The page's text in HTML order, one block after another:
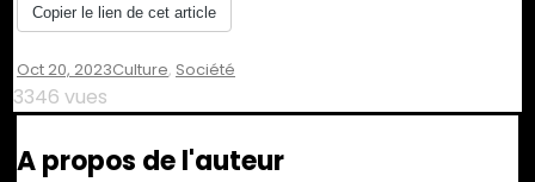
Copier le lien de cet article
Oct 20, 2023Culture, Société
3346 vues
A propos de l'auteur